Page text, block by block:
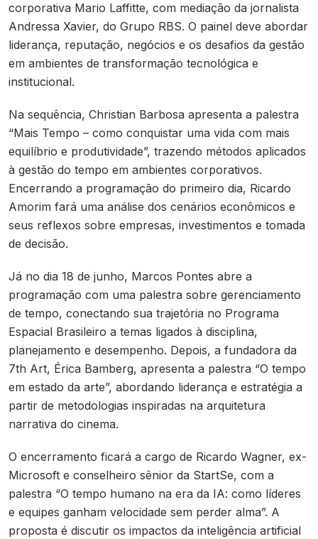
corporativa Mario Laffitte, com mediação da jornalista
Andressa Xavier, do Grupo RBS. O painel deve abordar
liderança, reputação, negócios e os desafios da gestão
em ambientes de transformação tecnológica e
institucional.
Na sequência, Christian Barbosa apresenta a palestra
“Mais Tempo – como conquistar uma vida com mais
equilíbrio e produtividade”, trazendo métodos aplicados
à gestão do tempo em ambientes corporativos.
Encerrando a programação do primeiro dia, Ricardo
Amorim fará uma análise dos cenários econômicos e
seus reflexos sobre empresas, investimentos e tomada
de decisão.
Já no dia 18 de junho, Marcos Pontes abre a
programação com uma palestra sobre gerenciamento
de tempo, conectando sua trajetória no Programa
Espacial Brasileiro a temas ligados à disciplina,
planejamento e desempenho. Depois, a fundadora da
7th Art, Érica Bamberg, apresenta a palestra “O tempo
em estado da arte”, abordando liderança e estratégia a
partir de metodologias inspiradas na arquitetura
narrativa do cinema.
O encerramento ficará a cargo de Ricardo Wagner, ex-
Microsoft e conselheiro sênior da StartSe, com a
palestra “O tempo humano na era da IA: como líderes
e equipes ganham velocidade sem perder alma”. A
proposta é discutir os impactos da inteligência artificial